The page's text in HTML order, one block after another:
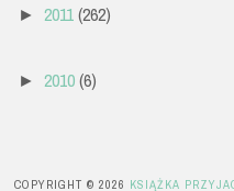
► 2011(262)
► 2010(6)
COPYRIGHT © 2026 KSIĄŻKA